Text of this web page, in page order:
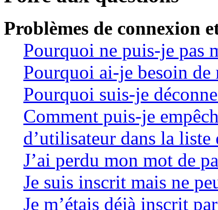
Problèmes de connexion
Pourquoi ne puis-je pas
Pourquoi ai-je besoin de
Pourquoi suis-je
Comment puis-je
d’utilisateur dans la
J’ai perdu mon mot de
Je suis inscrit mais ne
Je m’étais déjà inscrit